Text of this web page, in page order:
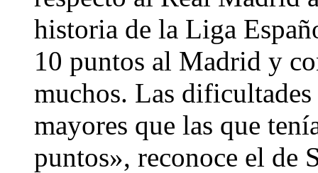
historia de la Liga
10 puntos al Madrid y
muchos. Las dificultades
mayores que las que
puntos», reconoce el de